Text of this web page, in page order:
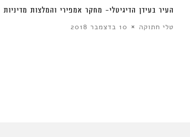
העיר בעידן הדיגיטלי- מחקר אמפירי והמלצות מדיניות
טלי חתוקה 10 בדצמבר 2018